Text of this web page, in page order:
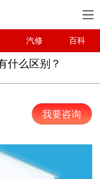
汽修 百科
什么区别？
我要咨询